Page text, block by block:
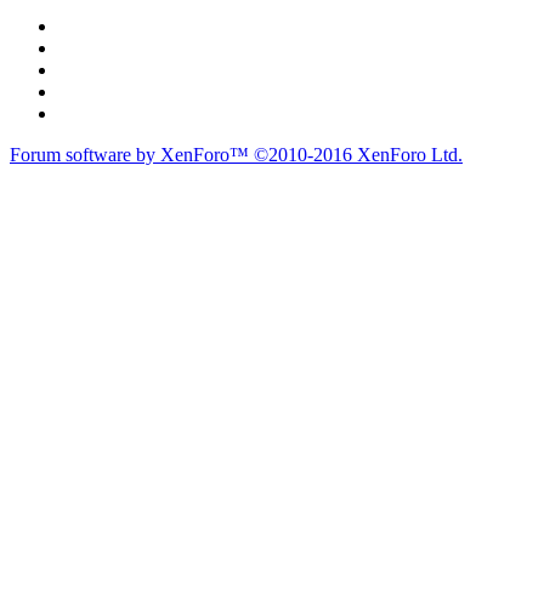
Forum software by XenForo™ ©2010-2016 XenForo Ltd.